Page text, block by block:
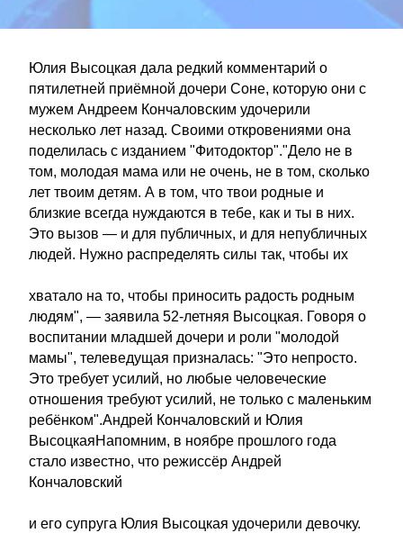
Юлия Высоцкая дала редкий комментарий о
пятилетней приёмной дочери Соне, которую они с
мужем Андреем Кончаловским удочерили
несколько лет назад. Своими откровениями она
поделилась с изданием "Фитодоктор"."Дело не в
том, молодая мама или не очень, не в том, сколько
лет твоим детям. А в том, что твои родные и
близкие всегда нуждаются в тебе, как и ты в них.
Это вызов — и для публичных, и для непубличных
людей. Нужно распределять силы так, чтобы их
хватало на то, чтобы приносить радость родным
людям", — заявила 52-летняя Высоцкая. Говоря о
воспитании младшей дочери и роли "молодой
мамы", телеведущая призналась: "Это непросто.
Это требует усилий, но любые человеческие
отношения требуют усилий, не только с маленьким
ребёнком".Андрей Кончаловский и Юлия
ВысоцкаяНапомним, в ноябре прошлого года
стало известно, что режиссёр Андрей
Кончаловский
и его супруга Юлия Высоцкая удочерили девочку.
Контакт»